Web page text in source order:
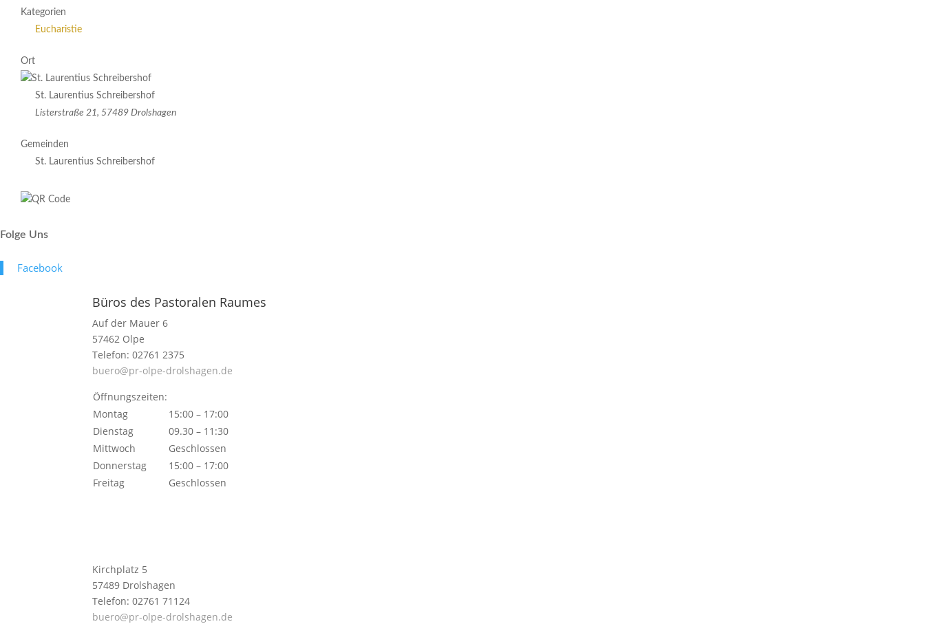
Kategorien
Eucharistie
Ort
St. Laurentius Schreibershof
Listerstraße 21, 57489 Drolshagen
Gemeinden
St. Laurentius Schreibershof
Folge Uns
Face­book
Büros des Pastoralen Raumes
Auf der Mauer 6
57462 Olpe
Telefon: 02761 2375
buero@pr-olpe-drolshagen.de
Öffnungszeiten:
Montag
15:00 – 17:00
Dienstag
09.30 – 11:30
Mittwoch
Geschlossen
Donnerstag
15:00 – 17:00
Freitag
Geschlossen
Kirchplatz 5
57489 Drolshagen
Telefon: 02761 71124
buero@pr-olpe-drolshagen.de